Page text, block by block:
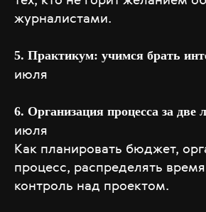
журналистами.
5. Практикум: учимся брать
июля
6. Организация процесса за две
июля
Как планировать бюджет,
процесс, распределять
контроль над проектом.